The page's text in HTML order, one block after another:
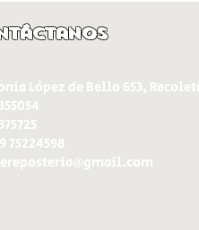
López de Bello 653,
75224598